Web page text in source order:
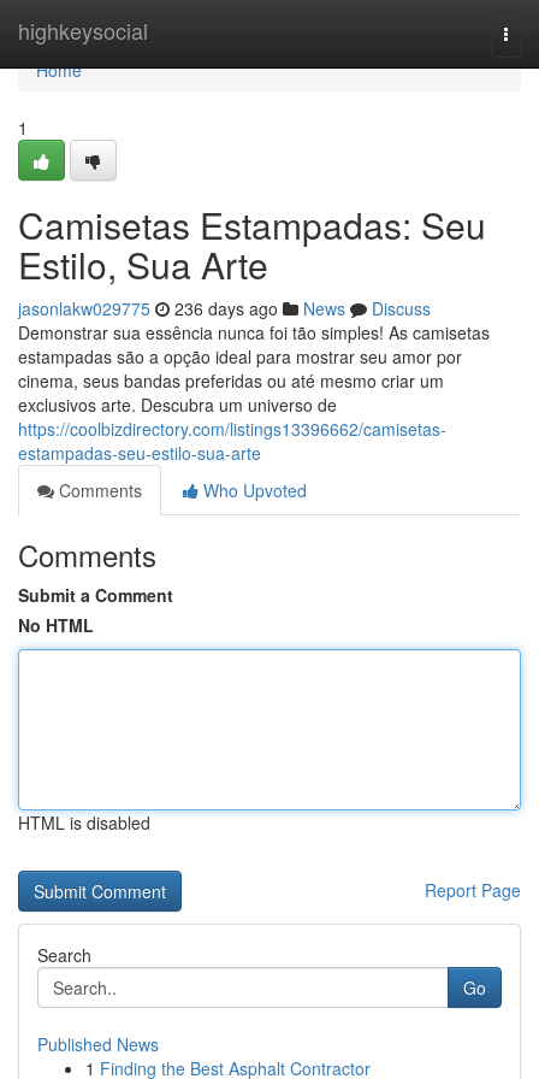
highkeysocial
Home
Home
1
Camisetas Estampadas: Seu
Estilo, Sua Arte
jasonlakw029775 236 days ago News
Discuss
Demonstrar sua essência nunca foi tão simples! As camisetas
estampadas são a opção ideal para mostrar seu amor por
cinema, seus bandas preferidas ou até mesmo criar um
exclusivos arte. Descubra um universo de
https://coolbizdirectory.com/listings13396662/camisetas-
estampadas-seu-estilo-sua-arte
Comments
Who Upvoted
Comments
Submit a Comment
No HTML
HTML is disabled
Report Page
Search
Go
Published News
1 Finding the Best Asphalt Contractor